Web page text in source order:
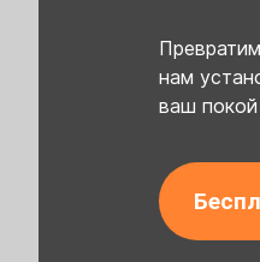
нам
ваш покой